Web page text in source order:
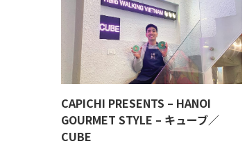
CAPICHI PRESENTS – HANOI
GOURMET STYLE – キューブ／
CUBE